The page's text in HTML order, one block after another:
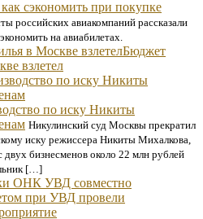
сэкономить при покупке
российских авиакомпаний рассказали
на авиабилетах.
Бюджет
взлетел
по иску Никиты
Никулинский суд Москвы прекратил
иску режиссера Никиты Михалкова,
двух бизнесменов около 22 млн рублей
[…]